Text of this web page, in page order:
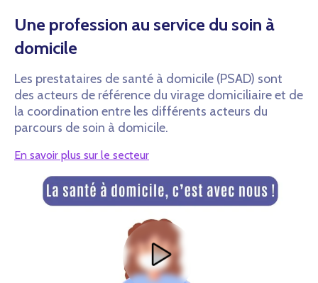
Une profession au service du soin à
domicile
Les prestataires de santé à domicile (PSAD) sont
des acteurs de référence du virage domiciliaire et de
la coordination entre les différents acteurs du
parcours de soin à domicile.
En savoir plus sur le secteur